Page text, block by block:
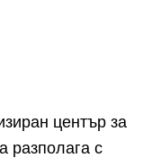
център за
разполага с